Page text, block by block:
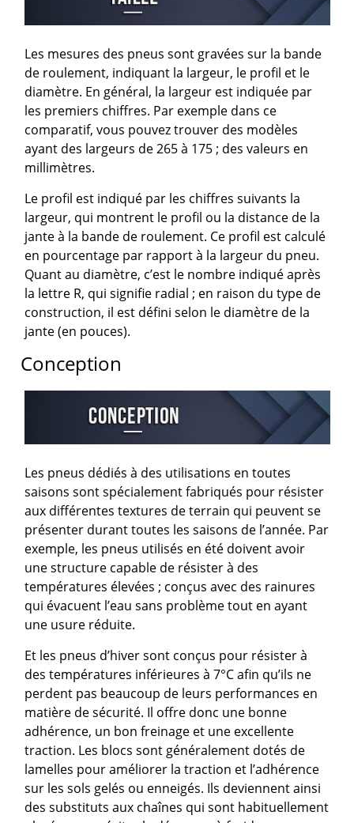
Les mesures des pneus sont gravées sur la bande
de roulement, indiquant la largeur, le profil et le
diamètre. En général, la largeur est indiquée par
les premiers chiffres. Par exemple dans ce
comparatif, vous pouvez trouver des modèles
ayant des largeurs de 265 à 175 ; des valeurs en
millimètres.
Le profil est indiqué par les chiffres suivants la
largeur, qui montrent le profil ou la distance de la
jante à la bande de roulement. Ce profil est calculé
en pourcentage par rapport à la largeur du pneu.
Quant au diamètre, c’est le nombre indiqué après
la lettre R, qui signifie radial ; en raison du type de
construction, il est défini selon le diamètre de la
jante (en pouces).
Conception
Les pneus dédiés à des utilisations en toutes
saisons sont spécialement fabriqués pour résister
aux différentes textures de terrain qui peuvent se
présenter durant toutes les saisons de l’année. Par
exemple, les pneus utilisés en été doivent avoir
une structure capable de résister à des
températures élevées ; conçus avec des rainures
qui évacuent l’eau sans problème tout en ayant
une usure réduite.
Et les pneus d’hiver sont conçus pour résister à
des températures inférieures à 7°C afin qu’ils ne
perdent pas beaucoup de leurs performances en
matière de sécurité. Il offre donc une bonne
adhérence, un bon freinage et une excellente
traction. Les blocs sont généralement dotés de
lamelles pour améliorer la traction et l’adhérence
sur les sols gelés ou enneigés. Ils deviennent ainsi
des substituts aux chaînes qui sont habituellement